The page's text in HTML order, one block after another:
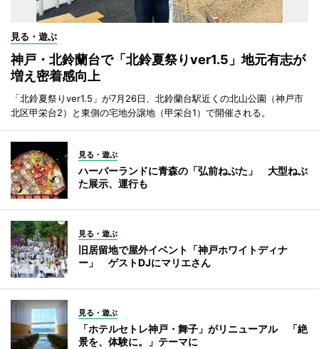
見る・遊ぶ
神戸・北鈴蘭台で「北鈴夏祭りver1.5」地元有志が
増え密着感向上
「北鈴夏祭りver1.5」が7月26日、北鈴蘭台駅近くの北山公園（神戸市
北区甲栄台2）と東側の宅地分譲地（甲栄台1）で開催される。
見る・遊ぶ
ハーバーランドに青森の「弘前ねぷた」 大型ねぷ
た展示、運行も
見る・遊ぶ
旧居留地で屋外イベント「神戸ホワイトディナ
ー」 ゲストDJにマリエさん
見る・遊ぶ
「ホテルセトレ神戸・舞子」がリニューアル 「絶
景を、体験に。」テーマに